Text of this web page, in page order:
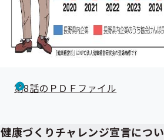
第8話のＰＤＦファイル
健康づくりチャレンジ宣言につ